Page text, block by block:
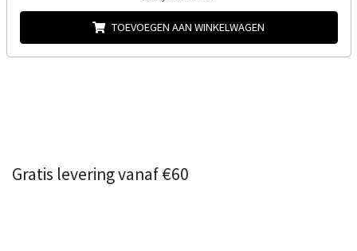
TOEVOEGEN AAN WINKELWAGEN
Gratis levering vanaf €60